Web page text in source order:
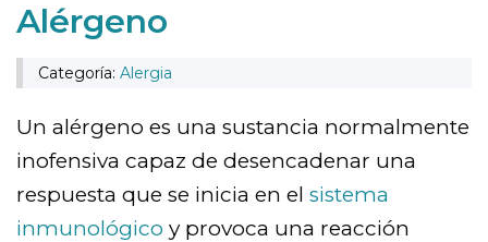
Alérgeno
Categoría: Alergia
Un alérgeno es una sustancia normalmente
inofensiva capaz de desencadenar una
respuesta que se inicia en el sistema
inmunológico y provoca una reacción